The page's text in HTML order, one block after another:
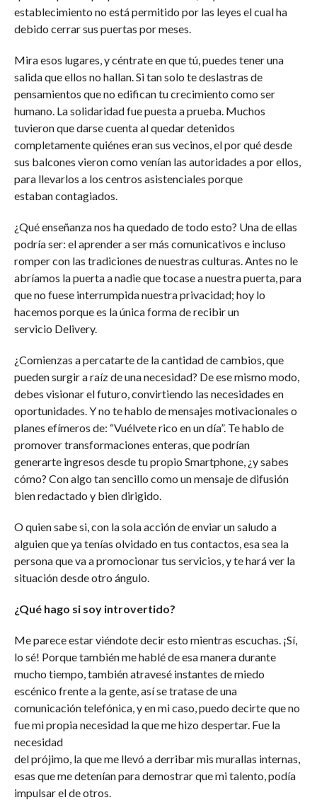
establecimiento no está permitido por las leyes el cual ha
debido cerrar sus puertas por meses.
Mira esos lugares, y céntrate en que tú, puedes tener una
salida que ellos no hallan. Si tan solo te deslastras de
pensamientos que no edifican tu crecimiento como ser
humano. La solidaridad fue puesta a prueba. Muchos
tuvieron que darse cuenta al quedar detenidos
completamente quiénes eran sus vecinos, el por qué desde
sus balcones vieron como venían las autoridades a por ellos,
para llevarlos a los centros asistenciales porque
estaban contagiados.
¿Qué enseñanza nos ha quedado de todo esto? Una de ellas
podría ser: el aprender a ser más comunicativos e incluso
romper con las tradiciones de nuestras culturas. Antes no le
abríamos la puerta a nadie que tocase a nuestra puerta, para
que no fuese interrumpida nuestra privacidad; hoy lo
hacemos porque es la única forma de recibir un
servicio Delivery.
¿Comienzas a percatarte de la cantidad de cambios, que
pueden surgir a raíz de una necesidad? De ese mismo modo,
debes visionar el futuro, convirtiendo las necesidades en
oportunidades. Y no te hablo de mensajes motivacionales o
planes efímeros de: “Vuélvete rico en un día”. Te hablo de
promover transformaciones enteras, que podrían
generarte ingresos desde tu propio Smartphone, ¿y sabes
cómo? Con algo tan sencillo como un mensaje de difusión
bien redactado y bien dirigido.
O quien sabe si, con la sola acción de enviar un saludo a
alguien que ya tenías olvidado en tus contactos, esa sea la
persona que va a promocionar tus servicios, y te hará ver la
situación desde otro ángulo.
¿Qué hago si soy introvertido?
Me parece estar viéndote decir esto mientras escuchas. ¡Sí,
lo sé! Porque también me hablé de esa manera durante
mucho tiempo, también atravesé instantes de miedo
escénico frente a la gente, así se tratase de una
comunicación telefónica, y en mi caso, puedo decirte que no
fue mi propia necesidad la que me hizo despertar. Fue la
necesidad
del prójimo, la que me llevó a derribar mis murallas internas,
esas que me detenían para demostrar que mi talento, podía
impulsar el de otros.